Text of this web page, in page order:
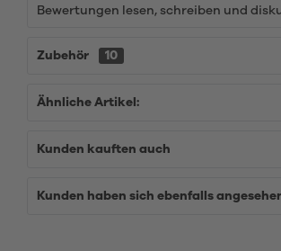
Bewertungen lesen, schreiben und
Zubehör 10
Ähnliche Artikel:
Kunden kauften auch
Kunden haben sich ebenfalls